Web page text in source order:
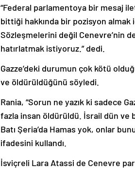
“Federal parlamentoya bir mesaj
bittiği hakkında bir pozisyon
Sözleşmelerini değil Cenevre’nin
hatırlatmak istiyoruz.” dedi.
Gazze’deki durumun çok kötü
ve öldürüldüğünü söyledi.
Rania, “Sorun ne yazık ki sadece
fazla insan öldürüldü. İsrail dün ve
Batı Şeria’da Hamas yok, onlar
ifadesini kullandı.
İsviçreli Lara Atassi de Cenevre